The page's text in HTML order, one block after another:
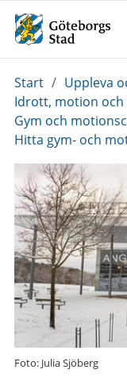
Du
är
här:
Start / Uppleva
Idrott, motion
Gym och
Hitta gym- och
Foto: Julia Sjöberg